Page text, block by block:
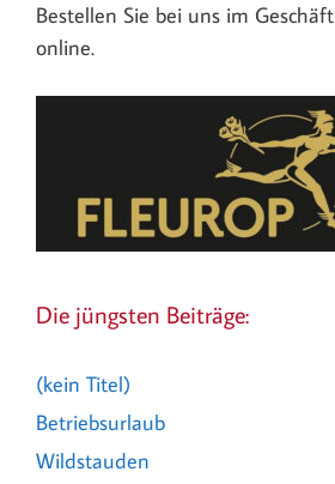
Bestellen Sie bei uns im
online.
Die jüngsten Beiträge:
(kein Titel)
Betriebsurlaub
Wildstauden